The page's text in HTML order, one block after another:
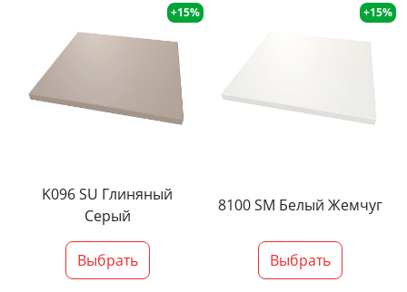
+15%
K096 SU Глиняный
Серый
Выбрать
+15%
8100 SM Белый Жемчуг
Выбрать